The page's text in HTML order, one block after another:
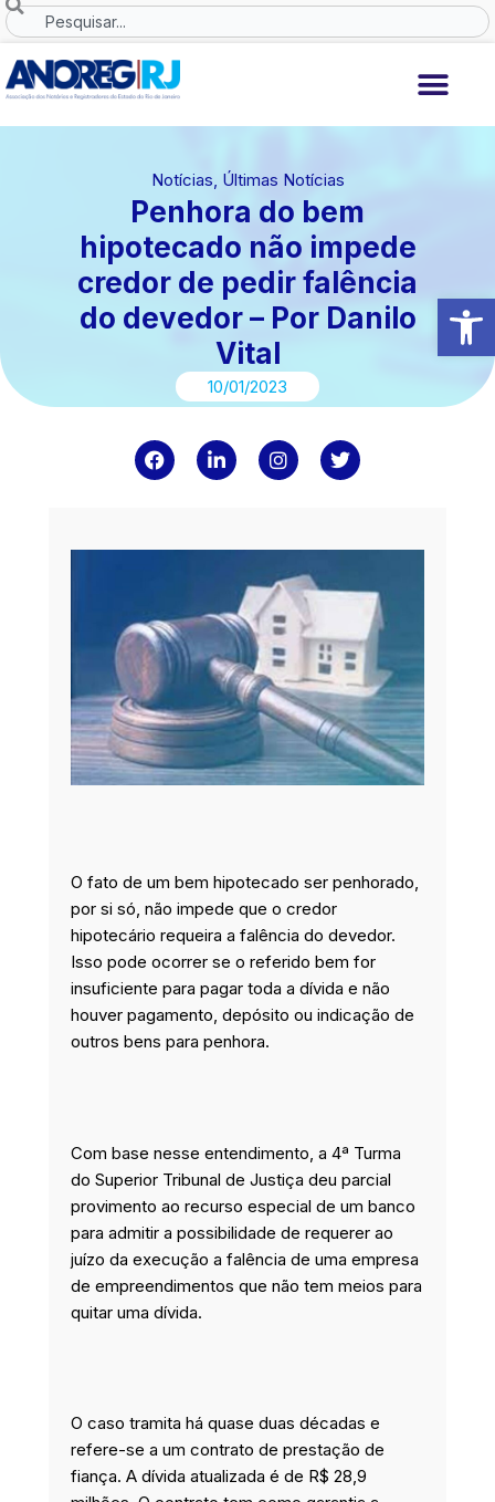
Abrir
Ir
o
Search
Notícias, Últimas Notícias
Penhora do bem
hipotecado não impede
credor de pedir falência
do devedor – Por Danilo
Vital
10/01/2023
F
a
o
L
i
d
I
n
g
a
m
T
w
e
O fato de um bem hipotecado ser penhorado,
por si só, não impede que o credor
hipotecário requeira a falência do devedor.
Isso pode ocorrer se o referido bem for
insuficiente para pagar toda a dívida e não
houver pagamento, depósito ou indicação de
outros bens para penhora.
Com base nesse entendimento, a 4ª Turma
do Superior Tribunal de Justiça deu parcial
provimento ao recurso especial de um banco
para admitir a possibilidade de requerer ao
juízo da execução a falência de uma empresa
de empreendimentos que não tem meios para
quitar uma dívida.
O caso tramita há quase duas décadas e
refere-se a um contrato de prestação de
fiança. A dívida atualizada é de R$ 28,9